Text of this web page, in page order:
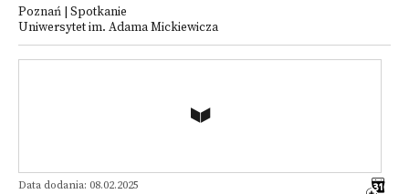
Poznań | Spotkanie
Uniwersytet im. Adama Mickiewicza
Data dodania: 08.02.2025